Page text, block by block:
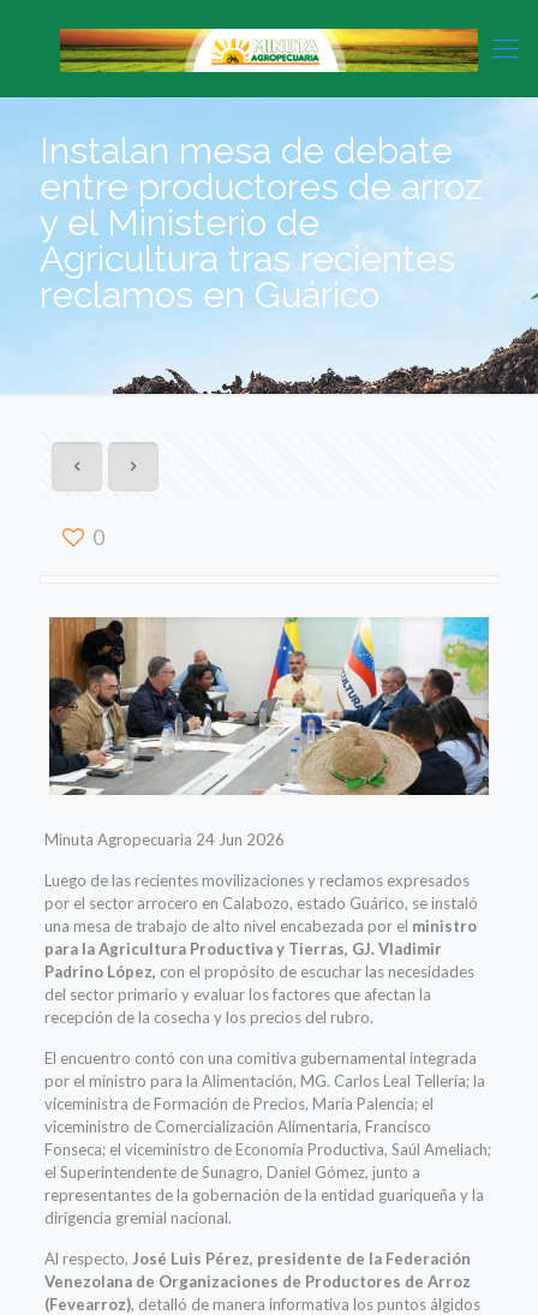
Instalan mesa de debate
entre productores de arroz
y el Ministerio de
Agricultura tras recientes
reclamos en Guárico
0
Minuta Agropecuaria 24 Jun 2026
Luego de las recientes movilizaciones y reclamos expresados
por el sector arrocero en Calabozo, estado Guárico, se instaló
una mesa de trabajo de alto nivel encabezada por el ministro
para la Agricultura Productiva y Tierras, GJ. Vladimir
Padrino López, con el propósito de escuchar las necesidades
del sector primario y evaluar los factores que afectan la
recepción de la cosecha y los precios del rubro.
El encuentro contó con una comitiva gubernamental integrada
por el ministro para la Alimentación, MG. Carlos Leal Tellería; la
viceministra de Formación de Precios, María Palencia; el
viceministro de Comercialización Alimentaria, Francisco
Fonseca; el viceministro de Economía Productiva, Saúl Ameliach;
el Superintendente de Sunagro, Daniel Gómez, junto a
representantes de la gobernación de la entidad guariqueña y la
dirigencia gremial nacional.
Al respecto, José Luis Pérez, presidente de la Federación
Venezolana de Organizaciones de Productores de Arroz
(Fevearroz), detalló de manera informativa los puntos álgidos